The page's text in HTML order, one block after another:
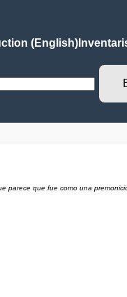
(English)
parece que fue como una